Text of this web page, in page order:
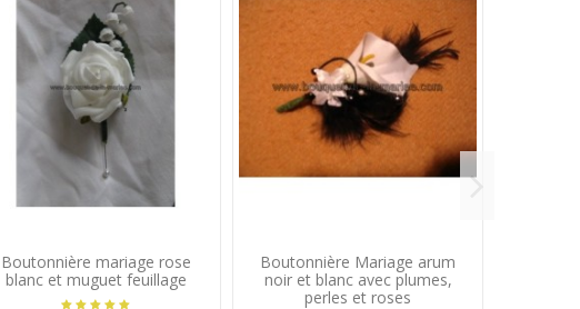
Boutonnière mariage rose
blanc et muguet feuillage
Boutonnière Mariage arum
noir et blanc avec plumes,
perles et roses